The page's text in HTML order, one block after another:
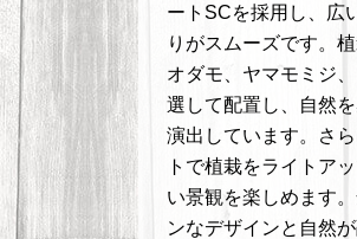
ートSCを採用し、広
りがスムーズです。
オダモ、ヤマモミジ
選して配置し、自然
演出しています。さ
トで植栽をライトア
い景観を楽しめます
ンなデザインと自然